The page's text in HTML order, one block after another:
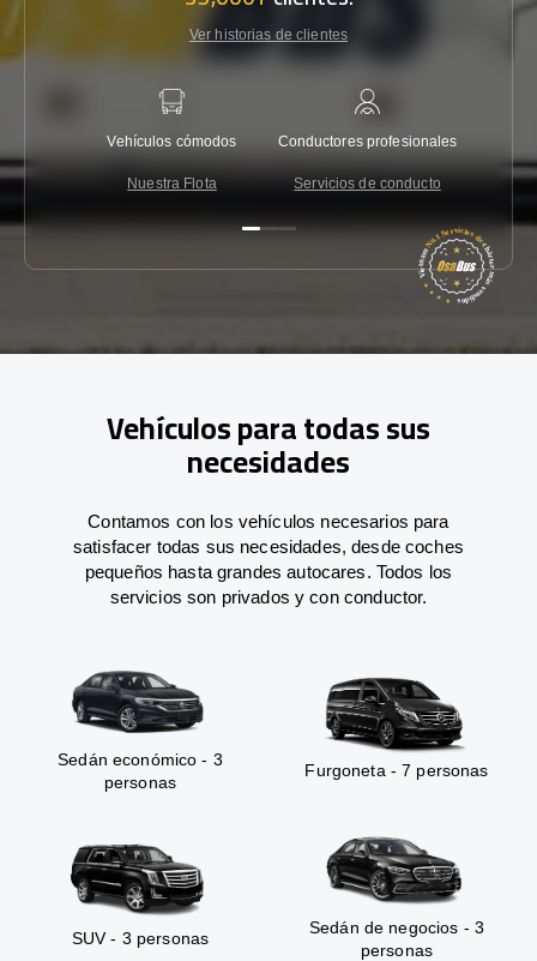
Ver historias de clientes
Vehículos cómodos
Nuestra Flota
Conductores profesionales
Servicios de conducto
Vehículos para todas sus
necesidades
Contamos con los vehículos necesarios para
satisfacer todas sus necesidades, desde coches
pequeños hasta grandes autocares. Todos los
servicios son privados y con conductor.
Sedán económico - 3
personas
Furgoneta - 7 personas
SUV - 3 personas
Sedán de negocios - 3
personas